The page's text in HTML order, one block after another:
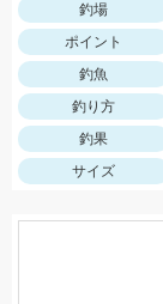
釣場
ポイント
釣魚
釣り方
釣果
サイズ